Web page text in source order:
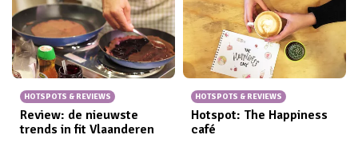
stad barst van de healthy hotspots die ik maar al te
graag met jullie wil delen! De eerste daarvan is
Lite/Dark, waar ik afgelopen woensdagochtend een
ontbijtje heb genuttigd.
HOTSPOTS & REVIEWS
Review: de nieuwste
trends in fit Vlaanderen
HOTSPOTS & REVIEWS
Hotspot: The Happiness
café